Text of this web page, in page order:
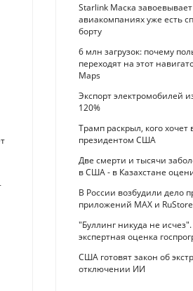
Starlink Маска
авиакомпаниях уже есть
борту
6 млн загрузок: почему
переходят на этот
Maps
Экспорт электромобилей
120%
Трамп раскрыл, кого
президентом США
Две смерти и тысячи
в США - в Казахстане
В России возбудили дело
приложений MAX и RuStore
"Буллинг никуда не
экспертная оценка
США готовят закон об
отключении ИИ